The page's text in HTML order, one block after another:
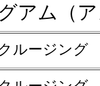
グアム（
ルージング